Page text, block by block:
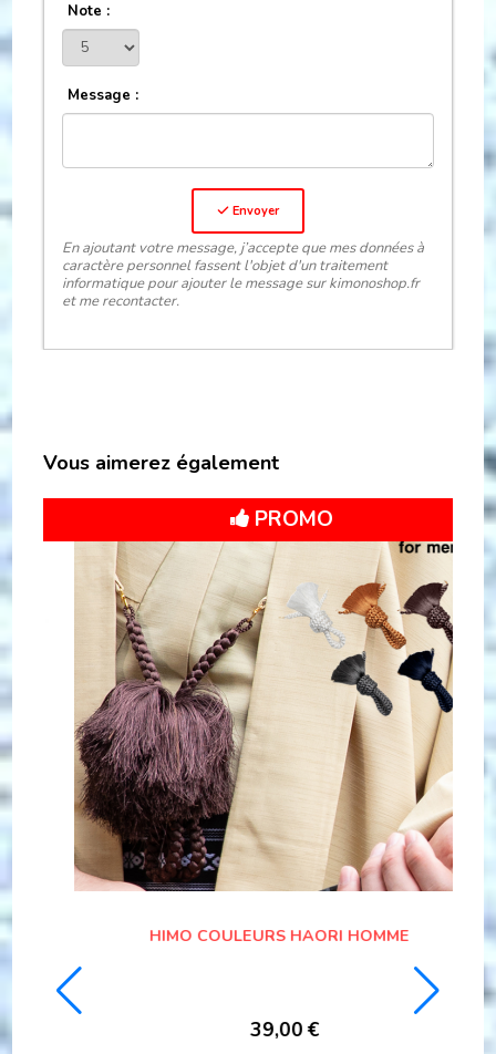
Note :
Message :
Envoyer
En ajoutant votre message, j’accepte que mes données à
caractère personnel fassent l'objet d'un traitement
informatique pour ajouter le message sur kimonoshop.fr
et me recontacter.
Vous aimerez également
ANTIQUE HAORI SAMOURAI TAKEDA SHINGEN
VS UESUGI KENSHIN
Vendu